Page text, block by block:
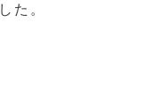
た。